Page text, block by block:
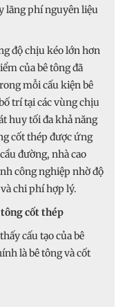
lãng phí nguyên liệu
độ chịu kéo lớn hơn
của bê tông đã
mỗi cấu kiện bê
trí tại các vùng chịu
huy tối đa khả năng
cốt thép được ứng
đường, nhà cao
công nghiệp nhờ độ
chi phí hợp lý.
cốt thép
cấu tạo của bê
là bê tông và cốt